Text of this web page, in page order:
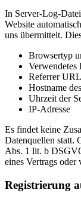
In Server-Log-
Website
uns übermittelt.
Browsertyp
Verwendetes
Referrer URL
Hostname
Uhrzeit der
IP-Adresse
Es findet keine
Datenquellen statt.
Abs. 1 lit. b
eines Vertrags oder
Registrierung